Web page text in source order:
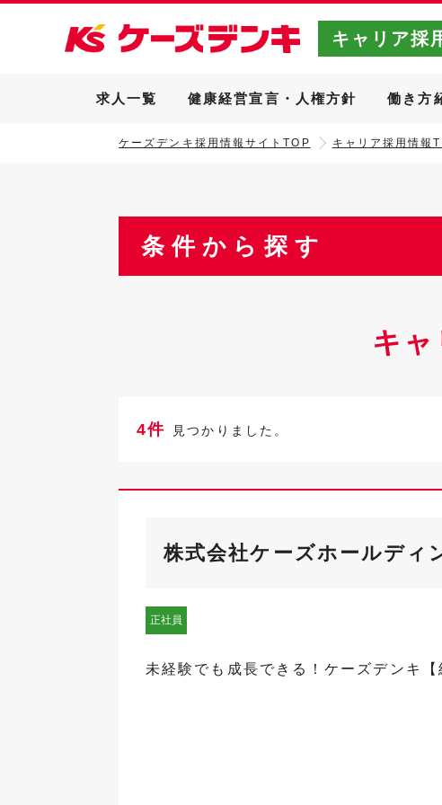
キャリア採
求人一覧 健康経営宣言・人権方針 働き方
ケーズデンキ採用情報サイトTOP キャリア採用情報
条件から探す
キ
4件 見つかりました。
株式会社ケーズホールディ
正社員
未経験でも成長できる！ケーズデンキ